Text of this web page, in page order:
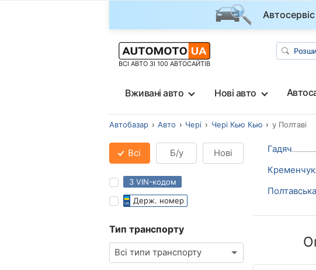
ВСІ АВТО ЗІ 100 АВТОСАЙТІВ
Вживані авто Нові авто
Автобазар Авто Чері Чері Кью Кью у Полтаві
Всі Б/у Нові
З VIN-кодом
Держ. номер
Тип транспорту
Всі типи транспорту
Гадяч
Кременчук
Полтавська